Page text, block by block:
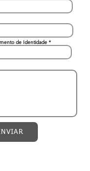
de Identidade